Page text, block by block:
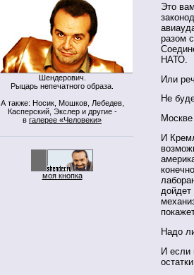
Шендерович.
Рыцарь непечатного образа.
А также: Носик, Мошков, Лебедев,
Касперский, Экслер и другие -
в галерее «Человеки»
моя кнопка
Это
разом
НАТО.
Или
Не
И
дойдет
Надо
И если